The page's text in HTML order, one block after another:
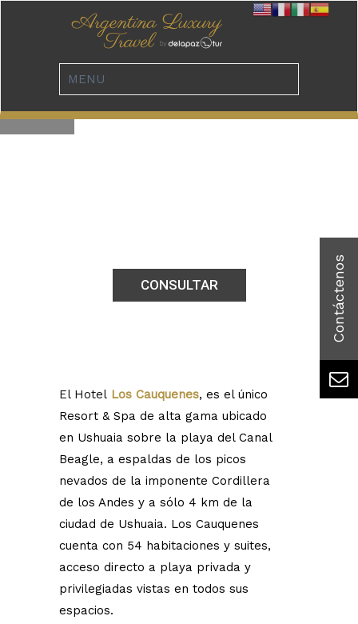
CONSULTAR
El Hotel Los Cauquenes, es el único
Resort & Spa de alta gama ubicado
en Ushuaia sobre la playa del Canal
Beagle, a espaldas de los picos
nevados de la imponente Cordillera
de los Andes y a sólo 4 km de la
ciudad de Ushuaia. Los Cauquenes
cuenta con 54 habitaciones y suites,
acceso directo a playa privada y
privilegiadas vistas en todos sus
espacios.